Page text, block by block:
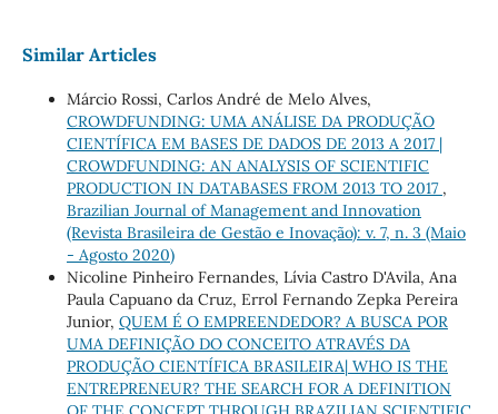
Similar Articles
Márcio Rossi, Carlos André de Melo Alves,
CROWDFUNDING: UMA ANÁLISE DA PRODUÇÃO
CIENTÍFICA EM BASES DE DADOS DE 2013 A 2017 |
CROWDFUNDING: AN ANALYSIS OF SCIENTIFIC
PRODUCTION IN DATABASES FROM 2013 TO 2017 ,
Brazilian Journal of Management and Innovation
(Revista Brasileira de Gestão e Inovação): v. 7, n. 3 (Maio
- Agosto 2020)
Nicoline Pinheiro Fernandes, Lívia Castro D'Avila, Ana
Paula Capuano da Cruz, Errol Fernando Zepka Pereira
Junior, QUEM É O EMPREENDEDOR? A BUSCA POR
UMA DEFINIÇÃO DO CONCEITO ATRAVÉS DA
PRODUÇÃO CIENTÍFICA BRASILEIRA| WHO IS THE
ENTREPRENEUR? THE SEARCH FOR A DEFINITION